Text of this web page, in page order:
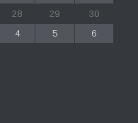
28 29
30
4 5 6